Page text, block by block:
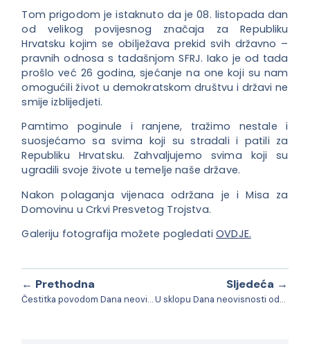
Tom prigodom je istaknuto da je 08. listopada dan
od velikog povijesnog značaja za Republiku
Hrvatsku kojim se obilježava prekid svih državno –
pravnih odnosa s tadašnjom SFRJ. Iako je od tada
prošlo već 26 godina, sjećanje na one koji su nam
omogućili život u demokratskom društvu i državi ne
smije izblijedjeti.
Pamtimo poginule i ranjene, tražimo nestale i
suosjećamo sa svima koji su stradali i patili za
Republiku Hrvatsku. Zahvaljujemo svima koji su
ugradili svoje živote u temelje naše države.
Nakon polaganja vijenaca održana je i Misa za
Domovinu u Crkvi Presvetog Trojstva.
Galeriju fotografija možete pogledatiOVDJE.
← Prethodna
Čestitka povodom Dana neovisnosti
Sljedeća →
U sklopu Dana neovisnosti održao se koncert Berislava Arlavija na glasoviru